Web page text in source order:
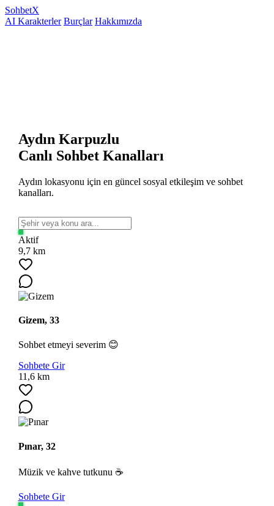
SohbetX
AI Karakterler Burçlar Hakkımızda
Aydın Karpuzlu
Canlı Sohbet Kanalları
Aydın lokasyonu için en güncel sosyal etkileşim ve sohbet
kanalları.
Aktif
9,7 km
Gizem, 33
Sohbet etmeyi severim 😊
Sohbete Gir
11,6 km
Pınar, 32
Müzik ve kahve tutkunu ☕
Sohbete Gir